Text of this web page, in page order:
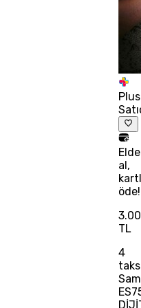
Plus
al,
öde!
TL
4